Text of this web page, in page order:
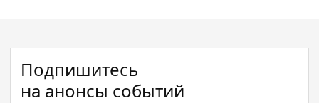
Подпишитесь
на анонсы событий